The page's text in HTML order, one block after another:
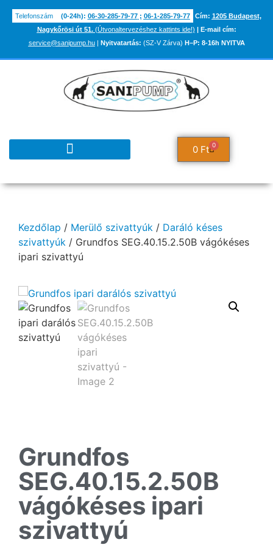
Telefonszám (0-24h): 06-30-285-79-77; 06-1-285-79-77 Cím: 1205 Budapest,
Nagykőrösi út 51.(Útvonaltervezéshez kattints ide!) | E-mail cím:
service@sanipump.hu| Nyitvatartás: (SZ-V Zárva) H–P: 8-16h NYITVA
0 Ft 0
Kezdőlap / Merülő szivattyúk / Daráló késes
szivattyúk / Grundfos SEG.40.15.2.50B vágókéses
ipari szivattyú
Grundfos
SEG.40.15.2.50B
vágókéses ipari
szivattyú